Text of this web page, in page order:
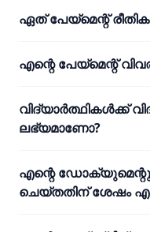
ഏത് പേയ്മെന്റ്
എന്റെ പേയ്മെന്റ്
വിദ്യാർത്ഥികൾക്ക്
ലഭ്യമാണോ?
എന്റെ
ചെയ്തതിന് ശേഷം